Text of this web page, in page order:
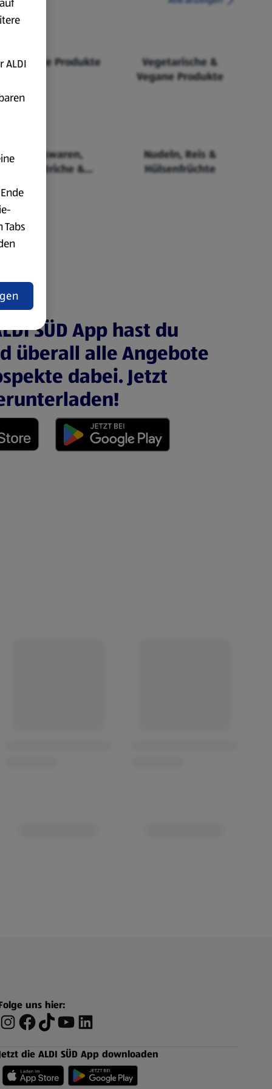
Fairtrade Produkte
Vegetarische &
Vegane Produkte
Backwaren,
Aufstriche &
Nudeln, Reis &
Hülsenfrüchte
SÜD App hast du
überall alle Angebote
dabei. Jetzt
uns hier:
die ALDI SÜD App downloaden
ALDI